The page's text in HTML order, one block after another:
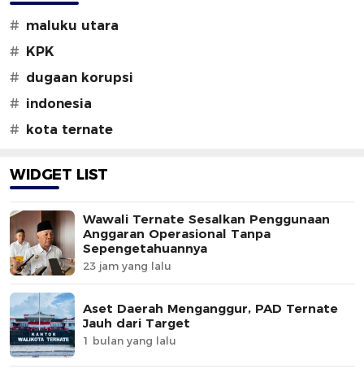
# maluku utara
# KPK
# dugaan korupsi
# indonesia
# kota ternate
WIDGET LIST
Wawali Ternate Sesalkan Penggunaan
Anggaran Operasional Tanpa
Sepengetahuannya
23 jam yang lalu
Aset Daerah Menganggur, PAD Ternate
Jauh dari Target
1 bulan yang lalu